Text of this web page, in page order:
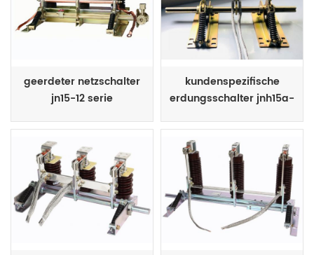
geerdeter netzschalter
jn15-12 serie
kundenspezifische
erdungsschalter jnh15a-